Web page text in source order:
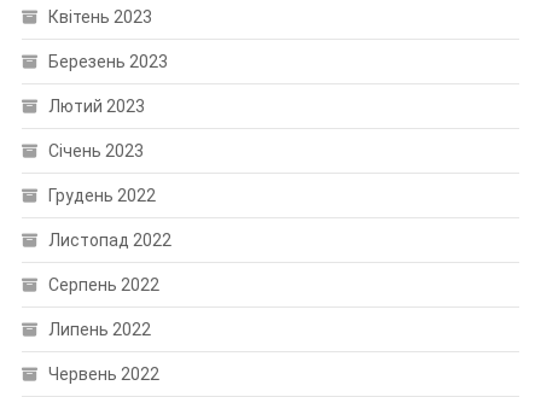
Квітень 2023
Березень 2023
Лютий 2023
Січень 2023
Грудень 2022
Листопад 2022
Серпень 2022
Липень 2022
Червень 2022